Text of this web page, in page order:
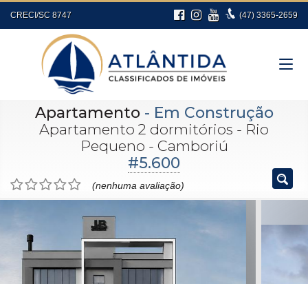
CRECI/SC 8747 (47) 3365-2659
Apartamento - Em Construção
Apartamento 2 dormitórios - Rio
Pequeno - Camboriú
#5.600
(nenhuma avaliação)